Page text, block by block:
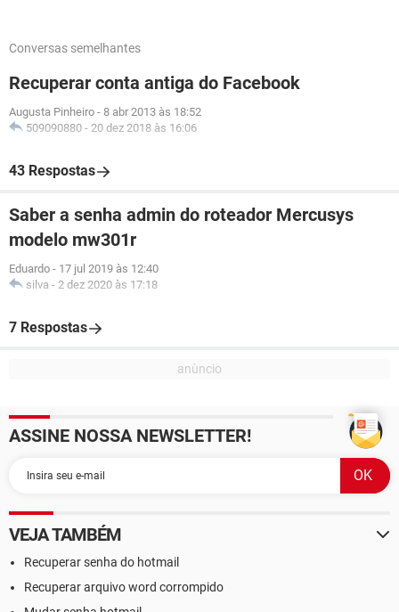
Conversas semelhantes
Recuperar conta antiga do Facebook
Augusta Pinheiro - 8 abr 2013 às 18:52
509090880 - 20 dez 2018 às 16:06
43 Respostas
Saber a senha admin do roteador Mercusys
modelo mw301r
Eduardo - 17 jul 2019 às 12:40
silva - 2 dez 2020 às 17:18
7 Respostas
ASSINE NOSSA NEWSLETTER!
VEJA TAMBÉM
Recuperar senha do hotmail
Recuperar arquivo word corrompido